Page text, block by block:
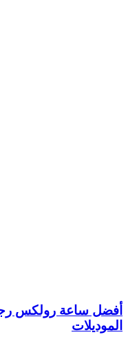
أفضل ساعة رولكس
الموديلات